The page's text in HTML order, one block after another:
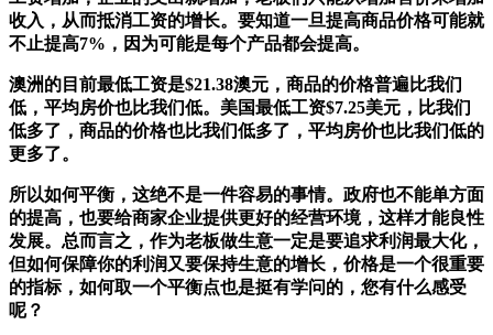
收入，从而抵消工资的增长。要知道一旦提高商品价格可能就
不止提高7%，因为可能是每个产品都会提高。
澳洲的目前最低工资是$21.38澳元，商品的价格普遍比我们
低，平均房价也比我们低。美国最低工资$7.25美元，比我们
低多了，商品的价格也比我们低多了，平均房价也比我们低的
更多了。
所以如何平衡，这绝不是一件容易的事情。政府也不能单方面
的提高，也要给商家企业提供更好的经营环境，这样才能良性
发展。总而言之，作为老板做生意一定是要追求利润最大化，
但如何保障你的利润又要保持生意的增长，价格是一个很重要
的指标，如何取一个平衡点也是挺有学问的，您有什么感受
呢？